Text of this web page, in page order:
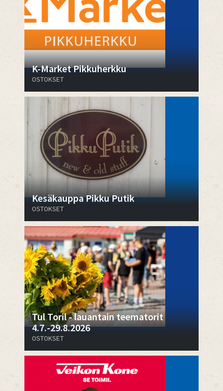
K-Market Pikkuherkku
OSTOKSET
Kesäkauppa Pikku Putik
OSTOKSET
Tul Toril - lauantain teematorit
4.7.-29.8.2026
OSTOKSET